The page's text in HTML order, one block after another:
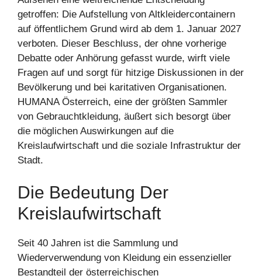
getroffen: Die Aufstellung von Altkleidercontainern
auf öffentlichem Grund wird ab dem 1. Januar 2027
verboten. Dieser Beschluss, der ohne vorherige
Debatte oder Anhörung gefasst wurde, wirft viele
Fragen auf und sorgt für hitzige Diskussionen in der
Bevölkerung und bei karitativen Organisationen.
HUMANA Österreich, eine der größten Sammler
von Gebrauchtkleidung, äußert sich besorgt über
die möglichen Auswirkungen auf die
Kreislaufwirtschaft und die soziale Infrastruktur der
Stadt.
Die Bedeutung Der
Kreislaufwirtschaft
Seit 40 Jahren ist die Sammlung und
Wiederverwendung von Kleidung ein essenzieller
Bestandteil der österreichischen